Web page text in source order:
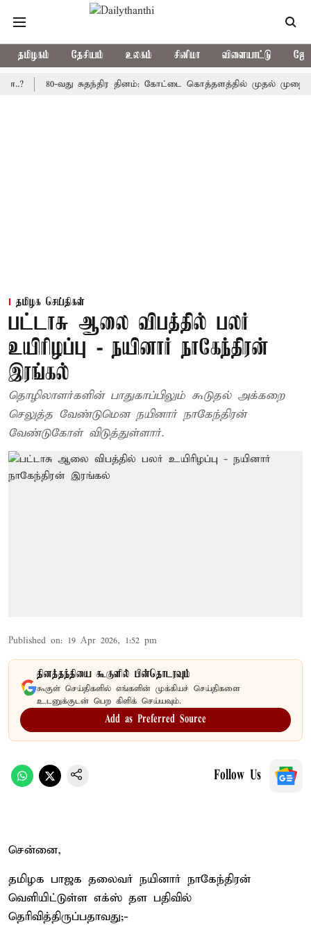
தமிழகம் தேசியம் உலகம் சினிமா விளையாட்டு
80-வது சுதந்திர தினம்: கோட்டை கொத்தளத்தில் முதல் முறையாக
தமிழக செய்திகள்
பட்டாசு ஆலை விபத்தில் பலர்
உயிரிழப்பு - நயினார் நாகேந்திரன்
இரங்கல்
தொழிலாளர்களின் பாதுகாப்பிலும் கூடுதல் அக்கறை
செலுத்த வேண்டுமென நயினார் நாகேந்திரன்
வேண்டுகோள் விடுத்துள்ளார்.
Published on: 19 Apr 2026, 1:52 pm
தினத்தந்தியை கூகுளில் பின்தொடரவும்
கூகுள் செய்திகளில் எங்களின் முக்கியச் செய்திகளை
உடனுக்குடன் பெற கிளிக் செய்யவும்.
Add as Preferred Source
Follow Us
சென்னை,
தமிழக பாஜக தலைவர் நயினார் நாகேந்திரன்
வெளியிட்டுள்ள எக்ஸ் தள பதிவில்
தெரிவித்திருப்பதாவது;-